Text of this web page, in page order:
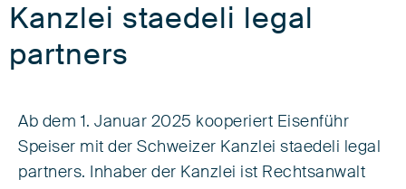
Kanzlei staedeli legal
partners
Ab dem 1. Januar 2025 kooperiert Eisenführ
Speiser mit der Schweizer Kanzlei staedeli legal
partners. Inhaber der Kanzlei ist Rechtsanwalt